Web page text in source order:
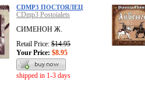
CDMP3 ПОСТОЯЛЕЦ
CDmp3 Postoialets
СИМЕНОН Ж.
Retail Price: $14.95
Your Price: $8.95
shipped in 1-3 days